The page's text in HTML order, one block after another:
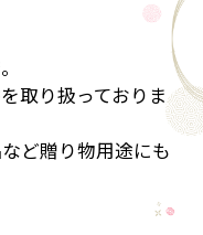
取り扱っておりま
ど贈り物用途にも